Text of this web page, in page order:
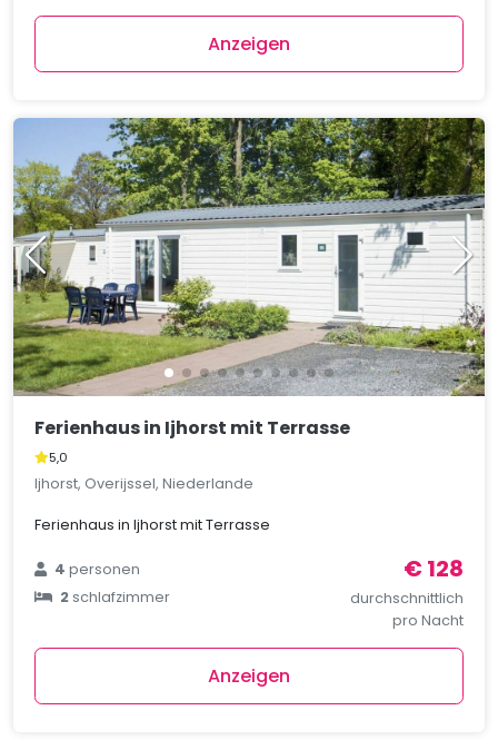
Anzeigen
Ferienhaus in Ijhorst mit Terrasse
5,0
Ijhorst, Overijssel, Niederlande
Ferienhaus in Ijhorst mit Terrasse
4personen
2schlafzimmer
€ 128
durchschnittlich
pro Nacht
Anzeigen